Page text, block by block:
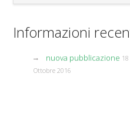
Informazioni
nuova pubblicazione 18
Ottobre 2016